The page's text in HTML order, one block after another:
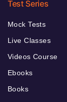
Test Series
Mock Tests
Live Classes
Videos Course
Ebooks
Books